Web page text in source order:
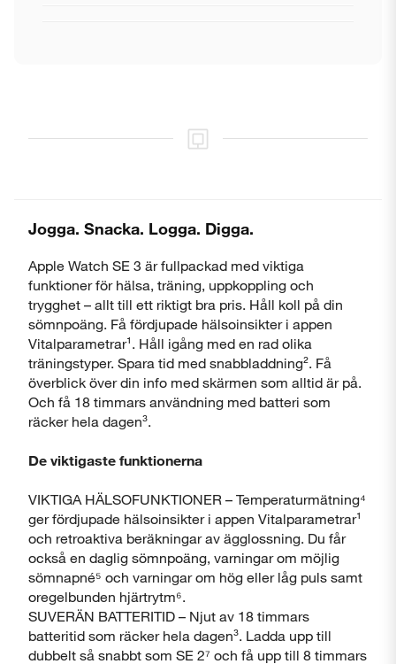
Jogga. Snacka. Logga. Digga.
Apple Watch SE 3 är fullpackad med viktiga
funktioner för hälsa, träning, uppkoppling och
trygghet – allt till ett riktigt bra pris. Håll koll på din
sömnpoäng. Få fördjupade hälsoinsikter i appen
Vitalparametrar¹. Håll igång med en rad olika
träningstyper. Spara tid med snabbladdning². Få
överblick över din info med skärmen som alltid är på.
Och få 18 timmars användning med batteri som
räcker hela dagen³.
De viktigaste funktionerna
VIKTIGA HÄLSOFUNKTIONER – Temperaturmätning⁴
ger fördjupade hälsoinsikter i appen Vitalparametrar¹
och retroaktiva beräkningar av ägglossning. Du får
också en daglig sömnpoäng, varningar om möjlig
sömnapné⁵ och varningar om hög eller låg puls samt
oregelbunden hjärtrytm⁶.
SUVERÄN BATTERITID – Njut av 18 timmars
batteritid som räcker hela dagen³. Ladda upp till
dubbelt så snabbt som SE 2⁷ och få upp till 8 timmars